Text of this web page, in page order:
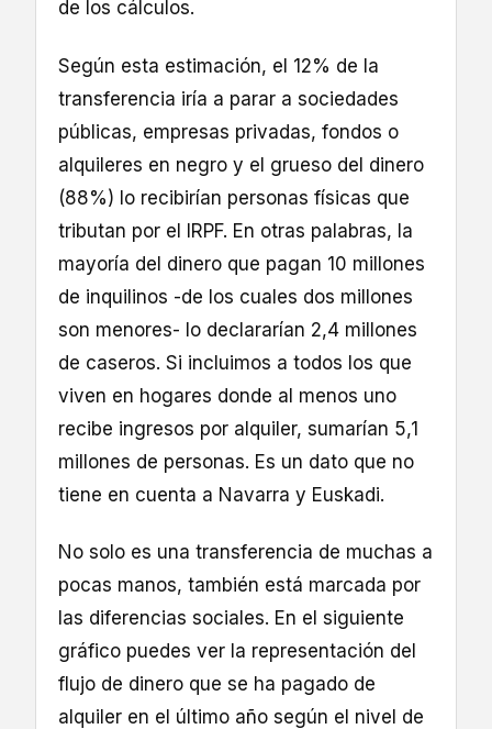
de los cálculos.
Según esta estimación, el 12% de la
transferencia iría a parar a sociedades
públicas, empresas privadas, fondos o
alquileres en negro y el grueso del dinero
(88%) lo recibirían personas físicas que
tributan por el IRPF. En otras palabras, la
mayoría del dinero que pagan 10 millones
de inquilinos -de los cuales dos millones
son menores- lo declararían 2,4 millones
de caseros. Si incluimos a todos los que
viven en hogares donde al menos uno
recibe ingresos por alquiler, sumarían 5,1
millones de personas. Es un dato que no
tiene en cuenta a Navarra y Euskadi.
No solo es una transferencia de muchas a
pocas manos, también está marcada por
las diferencias sociales. En el siguiente
gráfico puedes ver la representación del
flujo de dinero que se ha pagado de
alquiler en el último año según el nivel de